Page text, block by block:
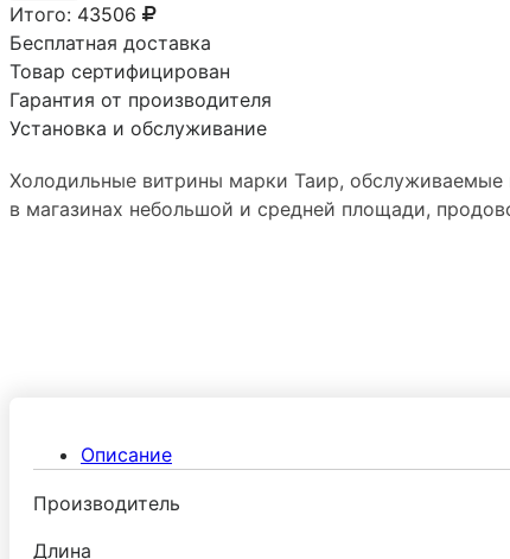
Итого: 43506
Бесплатная доставка
Товар сертифицирован
Гарантия от производителя
Установка и обслуживание
Холодильные витрины марки Таир,
в магазинах небольшой и средней площади,
Описание
Производитель
Длина